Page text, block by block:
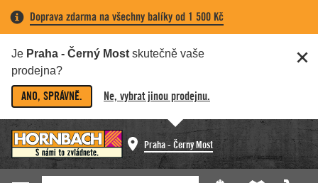
Doprava zdarma na všechny balíky od 1 500 Kč
Je Praha - Černý Most skutečně vaše
prodejna?
ANO, SPRÁVNĚ. Ne, vybrat jinou prodejnu.
Praha - Černý Most